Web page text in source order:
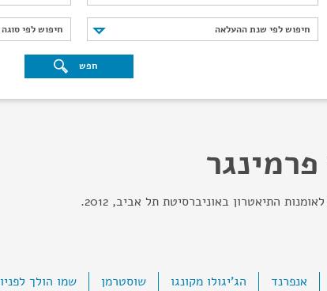
חיפוש לפי שנת ההעלאה
חיפוש לפי שנת ההעלאה חיפוש לפי סוגה
חיפוש לפי סוגה
חפש
התיאטרון באוניברסיטת תל אביב, 2012.
אנפרנד הג'יגולו מקונגו שוסטרמן שמו הולך לפניו